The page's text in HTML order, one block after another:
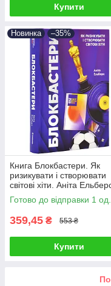
Купити
Новинка –35%
Книга Блокбастери. Як
ризикувати і створювати
світові хіти. Аніта
Готово до відправки 1 од.
359,45 ₴ 553 ₴
Купити